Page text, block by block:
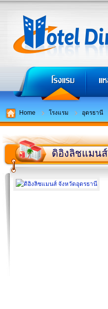
Home โรงแรม อุดรธานี
ดิอิงลิชแมนส์